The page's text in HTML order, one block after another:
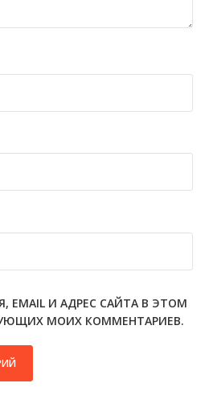
EMAIL И АДРЕС САЙТА В ЭТОМ
МОИХ КОММЕНТАРИЕВ.